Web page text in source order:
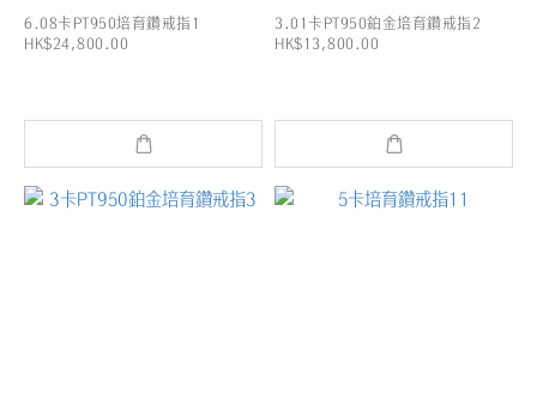
6.08卡PT950培育鑽戒指1
HK$24,800.00
3.01卡PT950鉑金培育鑽戒指2
HK$13,800.00